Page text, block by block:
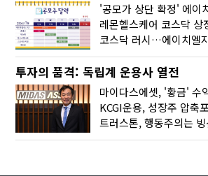
'공모가 상단 확정' 에이
투자의 품격: 독립계 운용사 열전
마이다스에셋, '황금' 수